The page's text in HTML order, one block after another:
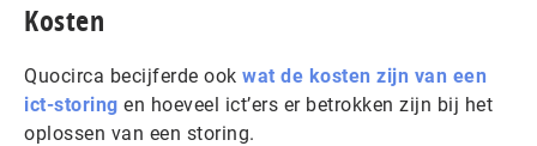
Kosten
Quocirca becijferde ook wat de kosten zijn van een
ict-storing en hoeveel ict’ers er betrokken zijn bij het
oplossen van een storing.